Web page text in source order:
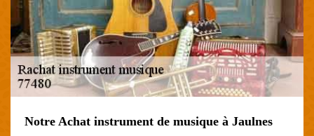
Notre Achat instrument de musique à Jaulnes